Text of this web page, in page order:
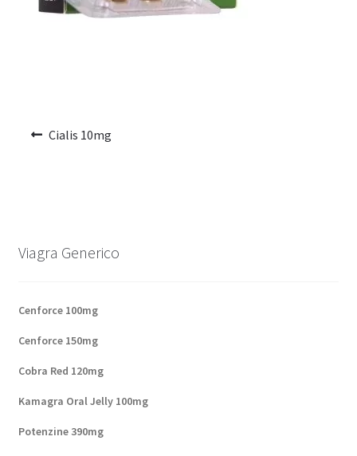
Base de données de produits
Vérifiez le statut de votre Commande
Panier
Conditions
Contacts
Modes de paiement
Cialis 10mg
Viagra Generico
Cenforce 100mg
Cenforce 150mg
Cobra Red 120mg
Kamagra Oral Jelly 100mg
Potenzine 390mg